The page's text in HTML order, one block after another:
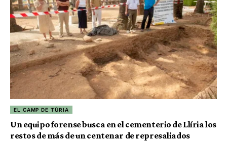
EL CAMP DE TÚRIA
Un equipo forense busca en el cementerio de Llíria los
restos de más de un centenar de represaliados